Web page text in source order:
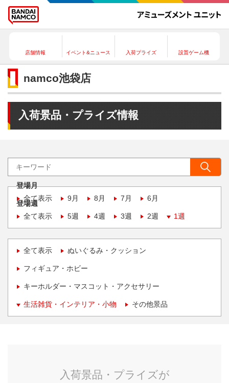
店舗情報 イベント&ニュース 入荷プライズ 設置ゲーム機
namco池袋店
入荷景品・プライズ情報
登場月
全て表示
9月 8月 7月 6月
登場週
全て表示
5週 4週 3週 2週 1週
全て表示 ぬいぐるみ・クッション
フィギュア・ホビー
キーホルダー・マスコット・アクセサリー
生活雑貨・インテリア・小物 その他景品